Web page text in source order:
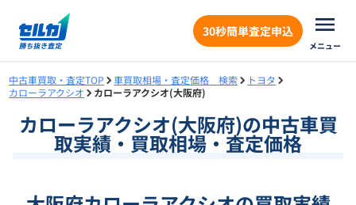
30秒簡単査定申込
メニュー
中古車買取・査定TOP 車買取相場・査定価格 検索
トヨタ
カローラアクシオ
カローラアクシオ(大阪府)
カローラアクシオ(大阪府)の中古車買
取実績・買取相場・査定価格